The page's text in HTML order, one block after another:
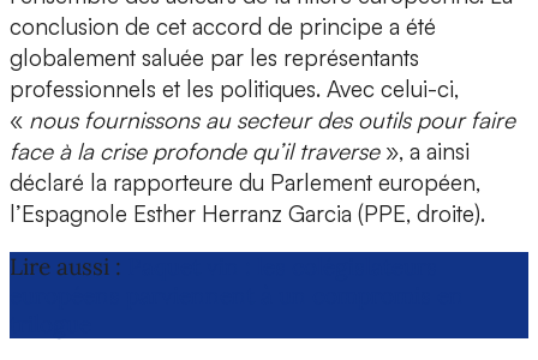
conclusion de cet accord de principe a été
globalement saluée par les représentants
professionnels et les politiques. Avec celui-ci,
« nous fournissons au secteur des outils pour faire
face à la crise profonde qu’il traverse», a ainsi
déclaré la rapporteure du Parlement européen,
l’Espagnole Esther Herranz Garcia (PPE, droite).
Lire aussi :